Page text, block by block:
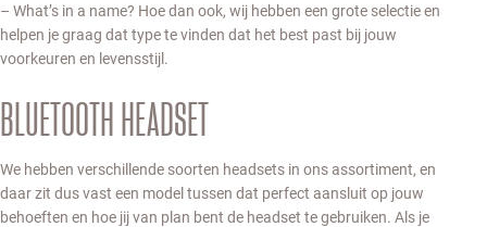
– What’s in a name? Hoe dan ook, wij hebben een grote selectie en
helpen je graag dat type te vinden dat het best past bij jouw
voorkeuren en levensstijl.
BLUETOOTH HEADSET
We hebben verschillende soorten headsets in ons assortiment, en
daar zit dus vast een model tussen dat perfect aansluit op jouw
behoeften en hoe jij van plan bent de headset te gebruiken. Als je